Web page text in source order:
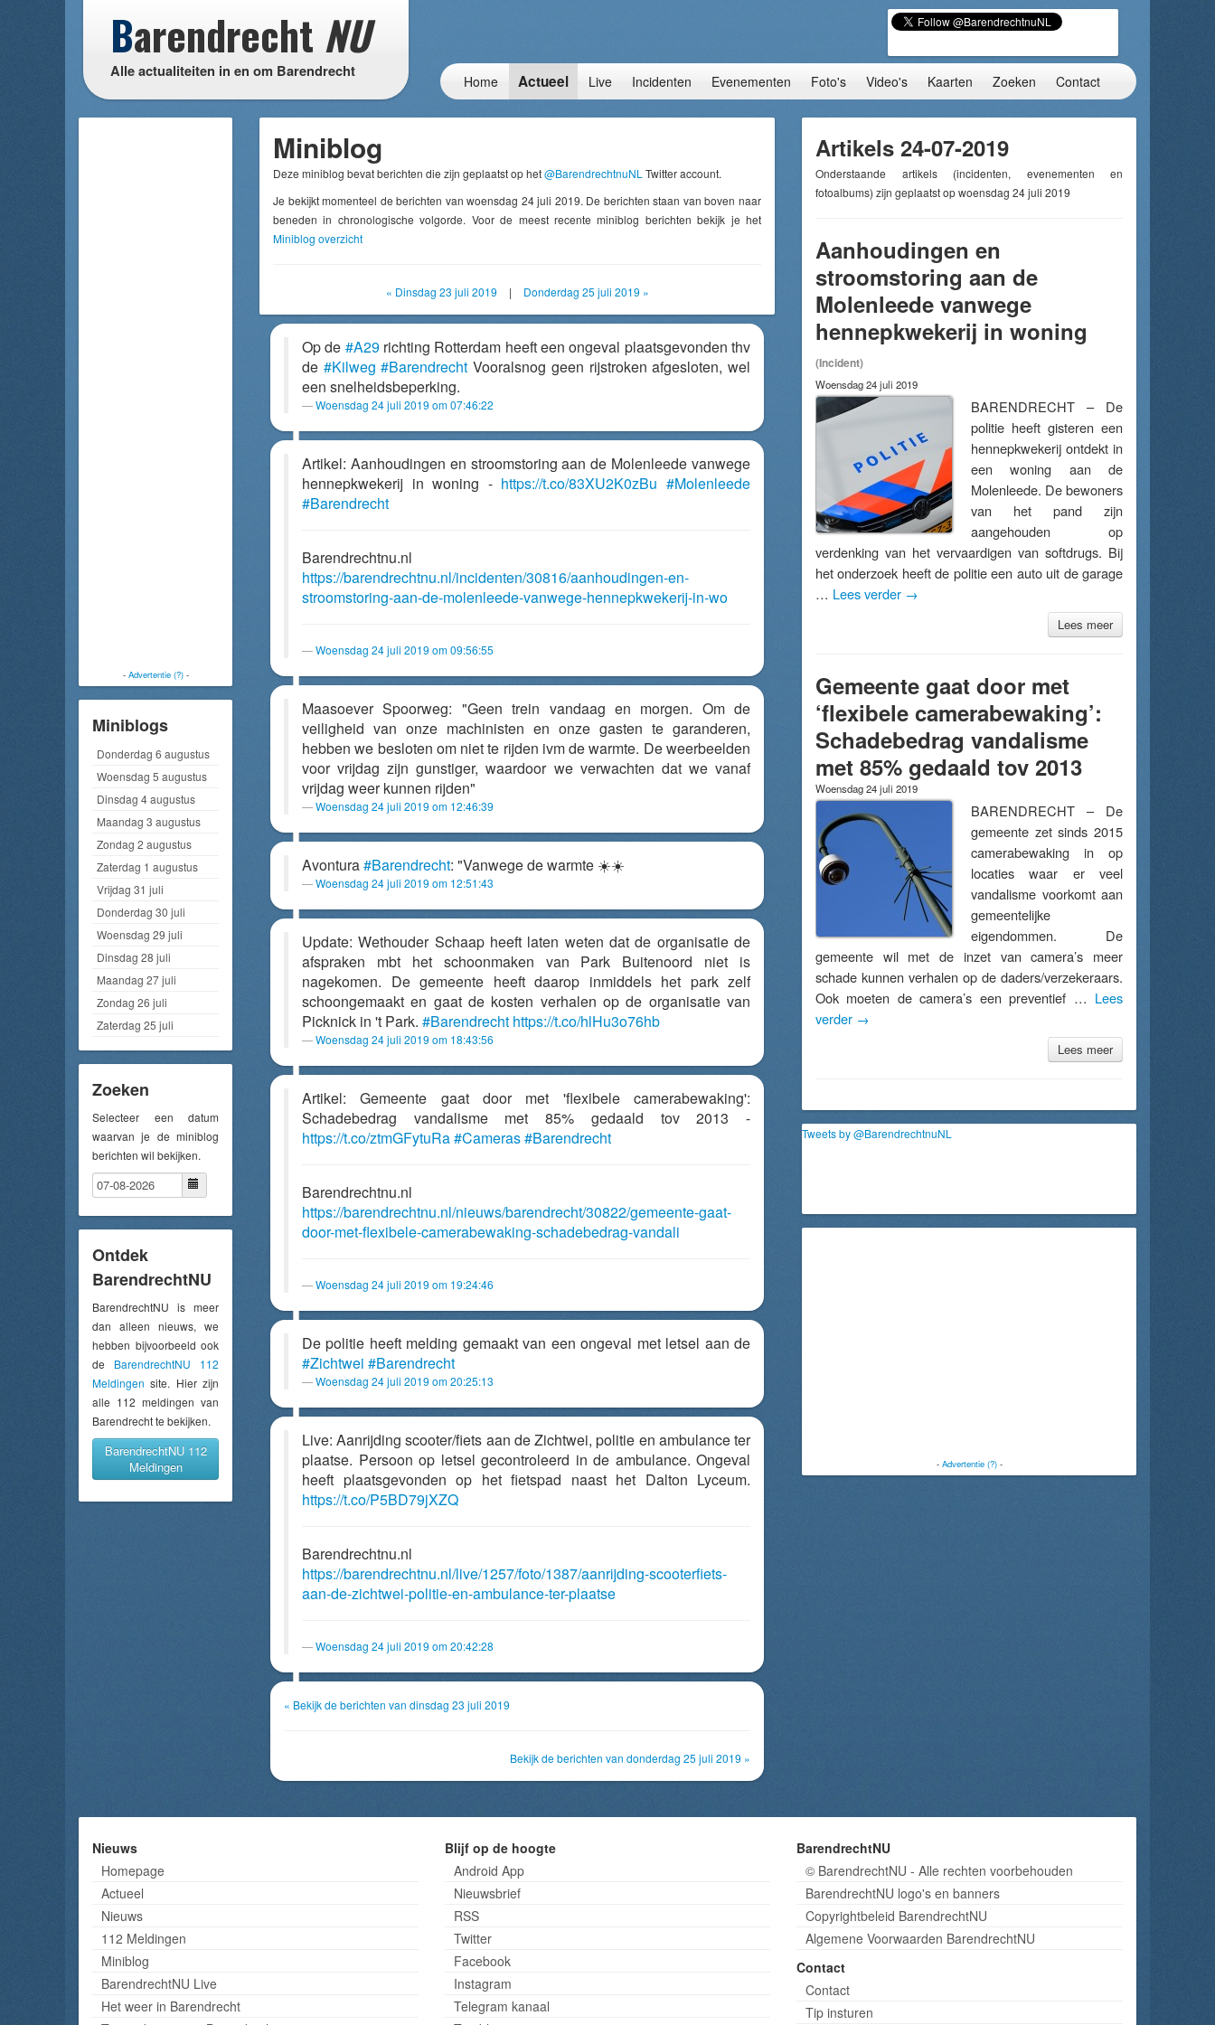
Barendrecht NU
Alle actualiteiten in en om Barendrecht
Home Actueel Live Incidenten Evenementen Foto's Video's Kaarten Zoeken Contact
- Advertentie (?)-
Miniblogs
Donderdag 6 augustus
Woensdag 5 augustus
Dinsdag 4 augustus
Maandag 3 augustus
Zondag 2 augustus
Zaterdag 1 augustus
Vrijdag 31 juli
Donderdag 30 juli
Woensdag 29 juli
Dinsdag 28 juli
Maandag 27 juli
Zondag 26 juli
Zaterdag 25 juli
Zoeken
Selecteer een datum
waarvan je de miniblog
berichten wil bekijken.
Ontdek
BarendrechtNU
BarendrechtNU is meer
dan alleen nieuws, we
hebben bijvoorbeeld ook
de BarendrechtNU 112
Meldingen site. Hier zijn
alle 112 meldingen van
Barendrecht te bekijken.
BarendrechtNU 112
Meldingen
Miniblog
Deze miniblog bevat berichten die zijn geplaatst op het@BarendrechtnuNL Twitter account.
Je bekijkt momenteel de berichten van woensdag 24 juli 2019. De berichten staan van boven naar
beneden in chronologische volgorde. Voor de meest recente miniblog berichten bekijk je het
Miniblog overzicht
« Dinsdag 23 juli 2019 | Donderdag 25 juli 2019 »
Op de #A29richting Rotterdam heeft een ongeval plaatsgevonden thv
de #Kilweg #Barendrecht Vooralsnog geen rijstroken afgesloten, wel
een snelheidsbeperking.
Woensdag 24 juli 2019 om 07:46:22
Artikel: Aanhoudingen en stroomstoring aan de Molenleede vanwege
hennepkwekerij in woning - https://t.co/83XU2K0zBu #Molenleede
#Barendrecht
Barendrechtnu.nl
https://barendrechtnu.nl/incidenten/30816/aanhoudingen-en-
stroomstoring-aan-de-molenleede-vanwege-hennepkwekerij-in-wo
Woensdag 24 juli 2019 om 09:56:55
Maasoever Spoorweg: "Geen trein vandaag en morgen. Om de
veiligheid van onze machinisten en onze gasten te garanderen,
hebben we besloten om niet te rijden ivm de warmte. De weerbeelden
voor vrijdag zijn gunstiger, waardoor we verwachten dat we vanaf
vrijdag weer kunnen rijden"
Woensdag 24 juli 2019 om 12:46:39
Avontura#Barendrecht: "Vanwege de warmte ☀️☀️
Woensdag 24 juli 2019 om 12:51:43
Update: Wethouder Schaap heeft laten weten dat de organisatie de
afspraken mbt het schoonmaken van Park Buitenoord niet is
nagekomen. De gemeente heeft daarop inmiddels het park zelf
schoongemaakt en gaat de kosten verhalen op de organisatie van
Picknick in 't Park. #Barendrecht https://t.co/hlHu3o76hb
Woensdag 24 juli 2019 om 18:43:56
Artikel: Gemeente gaat door met 'flexibele camerabewaking':
Schadebedrag vandalisme met 85% gedaald tov 2013 -
https://t.co/ztmGFytuRa#Cameras#Barendrecht
Barendrechtnu.nl
https://barendrechtnu.nl/nieuws/barendrecht/30822/gemeente-gaat-
door-met-flexibele-camerabewaking-schadebedrag-vandali
Woensdag 24 juli 2019 om 19:24:46
De politie heeft melding gemaakt van een ongeval met letsel aan de
#Zichtwei #Barendrecht
Woensdag 24 juli 2019 om 20:25:13
Live: Aanrijding scooter/fiets aan de Zichtwei, politie en ambulance ter
plaatse. Persoon op letsel gecontroleerd in de ambulance. Ongeval
heeft plaatsgevonden op het fietspad naast het Dalton Lyceum.
https://t.co/P5BD79jXZQ
Barendrechtnu.nl
https://barendrechtnu.nl/live/1257/foto/1387/aanrijding-scooterfiets-
aan-de-zichtwei-politie-en-ambulance-ter-plaatse
Woensdag 24 juli 2019 om 20:42:28
« Bekijk de berichten van dinsdag 23 juli 2019
Bekijk de berichten van donderdag 25 juli 2019 »
Artikels 24-07-2019
Onderstaande artikels (incidenten, evenementen en
fotoalbums) zijn geplaatst op woensdag 24 juli 2019
Aanhoudingen en
stroomstoring aan de
Molenleede vanwege
hennepkwekerij in woning
(Incident)
Woensdag 24 juli 2019
BARENDRECHT – De
politie heeft gisteren een
hennepkwekerij ontdekt in
een woning aan de
Molenleede. De bewoners
van het pand zijn
aangehouden op
verdenking van het vervaardigen van softdrugs. Bij
het onderzoek heeft de politie een auto uit de garage
… Lees verder →
Lees meer
Gemeente gaat door met
‘flexibele camerabewaking’:
Schadebedrag vandalisme
met 85% gedaald tov 2013
Woensdag 24 juli 2019
BARENDRECHT – De
gemeente zet sinds 2015
camerabewaking in op
locaties waar er veel
vandalisme voorkomt aan
gemeentelijke
eigendommen. De
gemeente wil met de inzet van camera’s meer
schade kunnen verhalen op de daders/verzekeraars.
Ook moeten de camera’s een preventief … Lees
verder →
Lees meer
Tweets by @BarendrechtnuNL
- Advertentie (?)-
Nieuws
Homepage
Actueel
Nieuws
112 Meldingen
Miniblog
BarendrechtNU Live
Het weer in Barendrecht
Blijf op de hoogte
Android App
Nieuwsbrief
RSS
Twitter
Facebook
Instagram
Telegram kanaal
BarendrechtNU
© BarendrechtNU - Alle rechten voorbehouden
BarendrechtNU logo's en banners
Copyrightbeleid BarendrechtNU
Algemene Voorwaarden BarendrechtNU
Contact
Contact
Tip insturen